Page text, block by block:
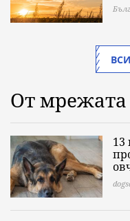
От мрежата
13